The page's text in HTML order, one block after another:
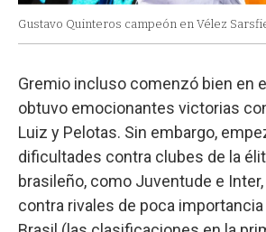
Gustavo Quinteros campeón en Vélez
Gremio incluso comenzó bien en
obtuvo emocionantes victorias
Luiz y Pelotas. Sin embargo,
dificultades contra clubes de la
brasileño, como Juventude e
contra rivales de poca importancia